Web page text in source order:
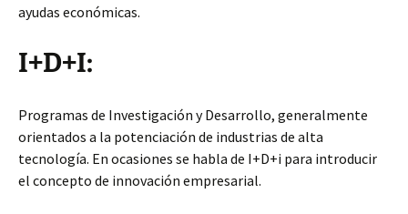
ayudas económicas.
I+D+I:
Programas de Investigación y Desarrollo, generalmente
orientados a la potenciación de industrias de alta
tecnología. En ocasiones se habla de I+D+i para introducir
el concepto de innovación empresarial.